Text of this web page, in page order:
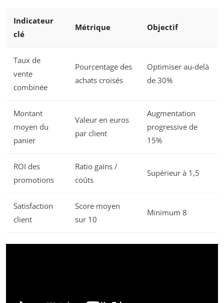
Indicateur
clé
Métrique Objectif
Taux de
vente
combinée
Pourcentage des
achats croisés
Optimiser au-delà
de 30%
Montant
moyen du
panier
Valeur en euros
par client
Augmentation
progressive de
15%
ROI des
promotions
Ratio gains /
coûts
Supérieur à 1,5
Satisfaction
client
Score moyen
sur 10
Minimum 8